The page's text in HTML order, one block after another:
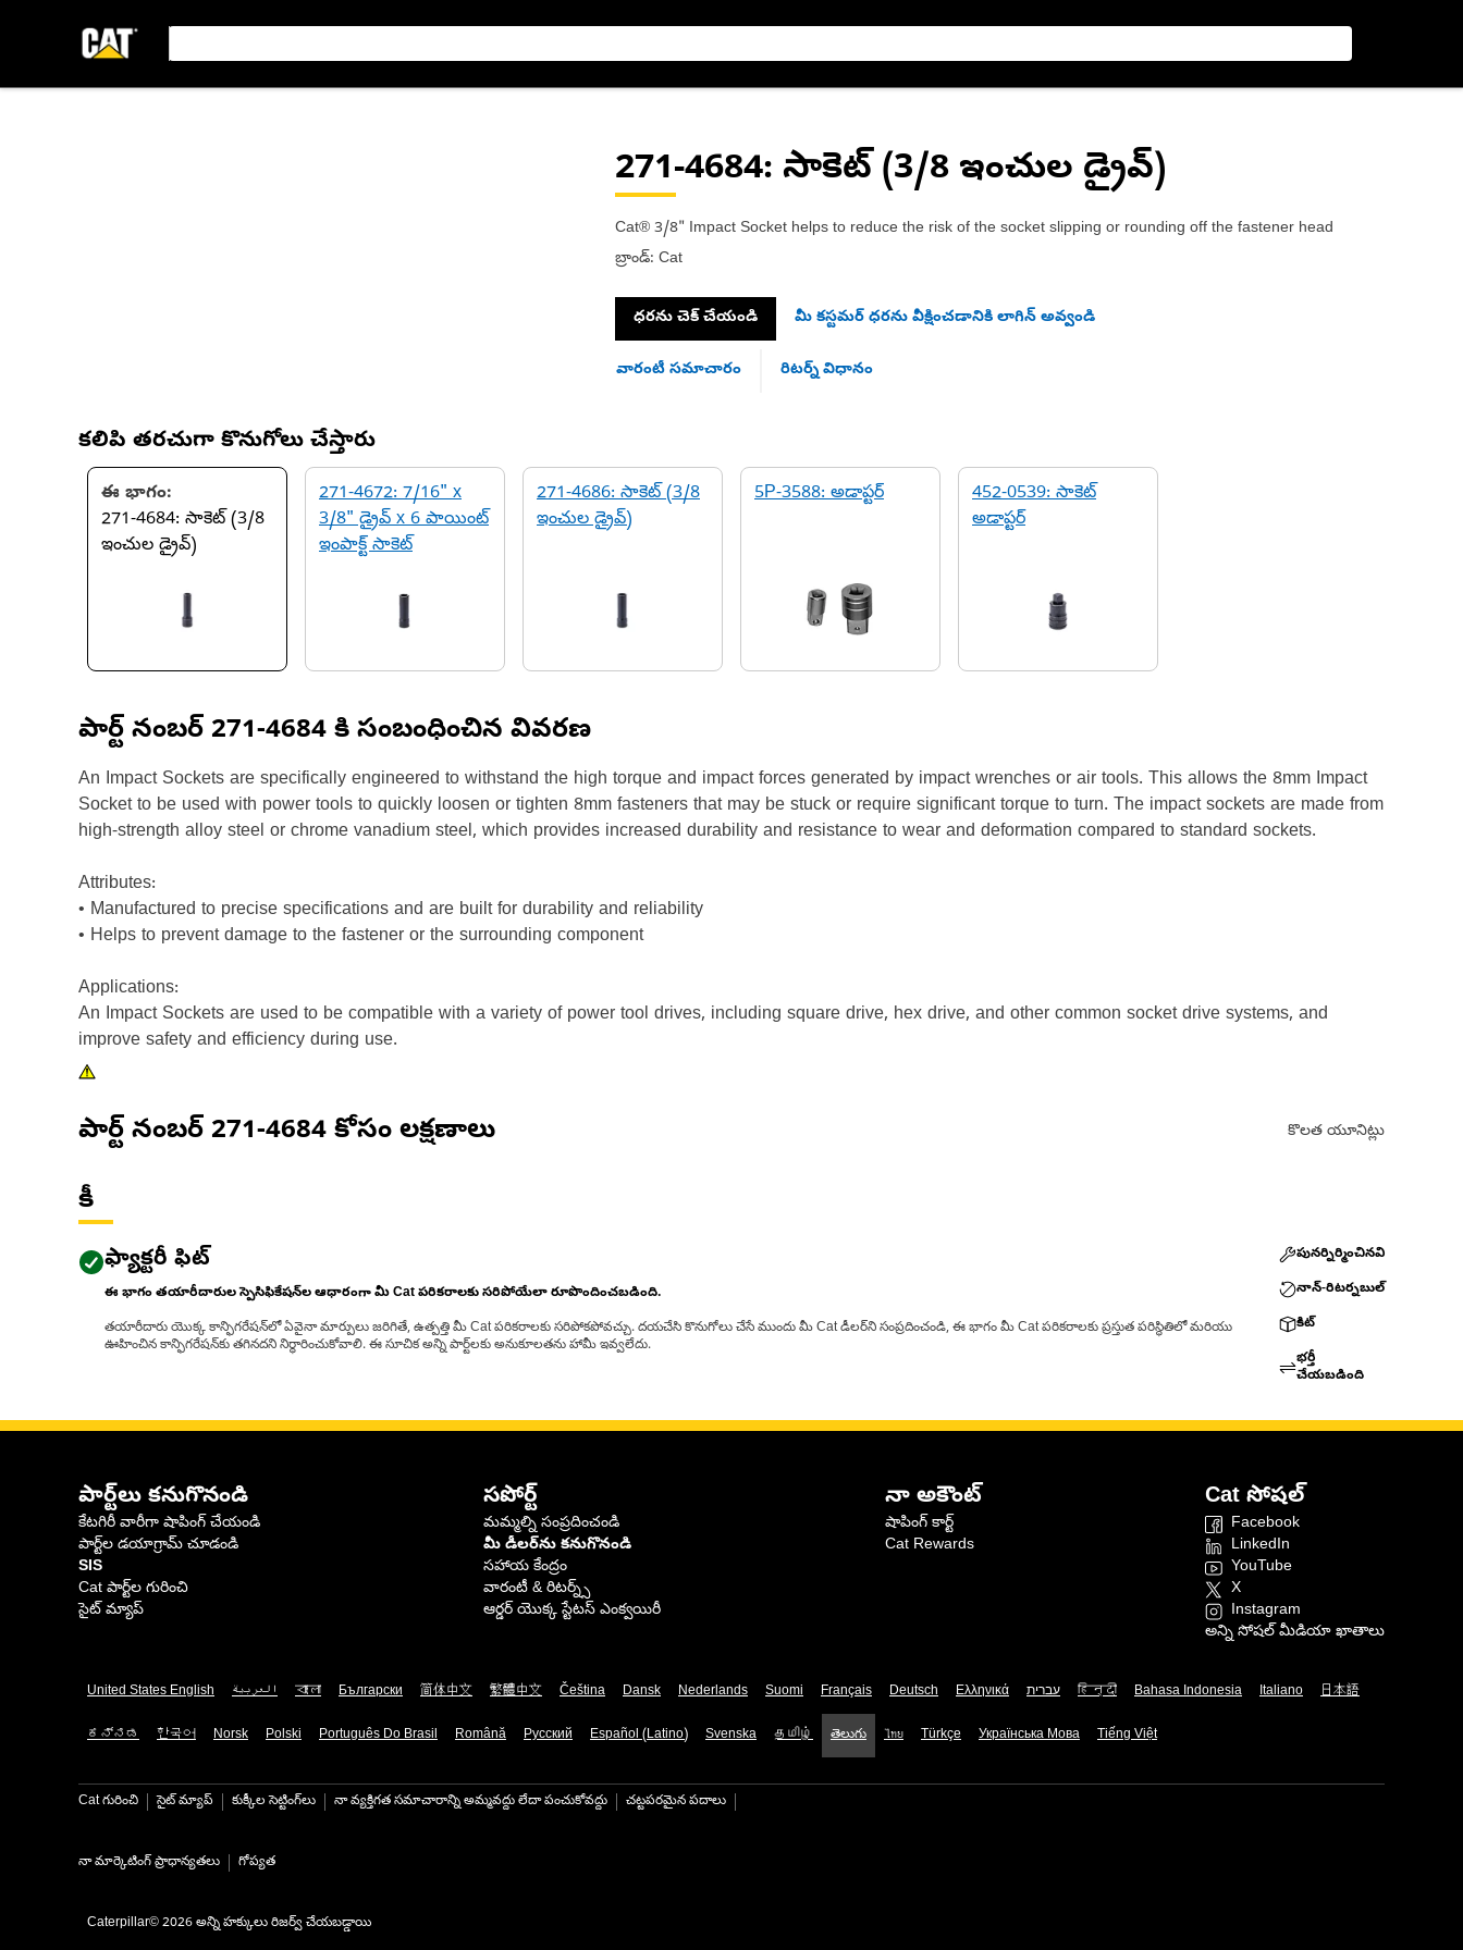
271-4684: సాకెట్ (3/8 ఇంచుల డ్రైవ్)
Cat® 3/8" Impact Socket helps to reduce the risk of the socket slipping or rounding off the fastener head
బ్రాండ్: Cat
ధరను చెక్ చేయండి మీ కస్టమర్ ధరను వీక్షించడానికి లాగిన్ అవ్వండి
వారంటీ సమాచారం రిటర్న్ విధానం
కలిపి తరచుగా కొనుగోలు చేస్తారు
ఈ భాగం:
271-4684: సాకెట్ (3/8
ఇంచుల డ్రైవ్)
271-4672: 7/16" x
3/8" డ్రైవ్ x 6 పాయింట్
ఇంపాక్ట్ సాకెట్
271-4686: సాకెట్ (3/8
ఇంచుల డ్రైవ్)
5P-3588: అడాప్టర్
452-0539: సాకెట్
అడాప్టర్
పార్ట్ నంబర్ 271-4684 కి సంబంధించిన వివరణ
An Impact Sockets are specifically engineered to withstand the high torque and impact forces generated by impact wrenches or air tools. This allows the 8mm Impact
Socket to be used with power tools to quickly loosen or tighten 8mm fasteners that may be stuck or require significant torque to turn. The impact sockets are made from
high-strength alloy steel or chrome vanadium steel, which provides increased durability and resistance to wear and deformation compared to standard sockets.
Attributes:
• Manufactured to precise specifications and are built for durability and reliability
• Helps to prevent damage to the fastener or the surrounding component
Applications:
An Impact Sockets are used to be compatible with a variety of power tool drives, including square drive, hex drive, and other common socket drive systems, and
improve safety and efficiency during use.
పార్ట్ నంబర్ 271-4684 కోసం లక్షణాలు కొలత యూనిట్లు
కీ
ఫ్యాక్టరీ ఫిట్
ఈ భాగం తయారీదారుల స్పెసిఫికేషన్‌ల ఆధారంగా మీ Cat పరికరాలకు సరిపోయేలా రూపొందించబడింది.
తయారీదారు యొక్క కాన్ఫిగరేషన్‌లో ఏవైనా మార్పులు జరిగితే, ఉత్పత్తి మీ Cat పరికరాలకు సరిపోకపోవచ్చు. దయచేసి కొనుగోలు చేసే ముందు మీ Cat డీలర్‌ని సంప్రదించండి, ఈ భాగం మీ Cat పరికరాలకు ప్రస్తుత పరిస్థితిలో మరియు
ఊహించిన కాన్ఫిగరేషన్‌కు తగినదని నిర్ధారించుకోవాలి. ఈ సూచిక అన్ని పార్ట్‌లకు అనుకూలతను హామీ ఇవ్వలేదు.
పునర్నిర్మించినవి
నాన్-రిటర్నబుల్
కిట్
భర్తీ
చేయబడింది
పార్ట్‌లు కనుగొనండి
కేటగిరీ వారీగా షాపింగ్ చేయండి
పార్ట్‌ల డయాగ్రామ్ చూడండి
SIS
Cat పార్ట్‌ల గురించి
సైట్ మ్యాప్
సపోర్ట్
మమ్మల్ని సంప్రదించండి
మీ డీలర్‌ను కనుగొనండి
సహాయ కేంద్రం
వారంటీ & రిటర్న్స్
ఆర్డర్ యొక్క స్టేటస్ ఎంక్వయిరీ
నా అకౌంట్
షాపింగ్ కార్ట్
Cat Rewards
Cat సోషల్
Facebook
LinkedIn
YouTube
X
Instagram
అన్ని సోషల్ మీడియా ఖాతాలు
United States English العربية বাংলা Български 简体中文 繁體中文 Čeština Dansk Nederlands Suomi Français Deutsch Ελληνικά עברית हिन्दी Bahasa Indonesia Italiano 日本語
ಕನ್ನಡ 한국어 Norsk Polski Português Do Brasil Română Русский Español (Latino) Svenska தமிழ் తెలుగు ไทย Türkçe Українська Мова Tiếng Việt
Cat గురించి సైట్ మ్యాప్ కుక్కీల సెట్టింగ్‌లు నా వ్యక్తిగత సమాచారాన్ని అమ్మవద్దు లేదా పంచుకోవద్దు చట్టపరమైన పదాలు
నా మార్కెటింగ్ ప్రాధాన్యతలు గోప్యత
Caterpillar© 2026 అన్ని హక్కులు రిజర్వ్ చేయబడ్డాయి